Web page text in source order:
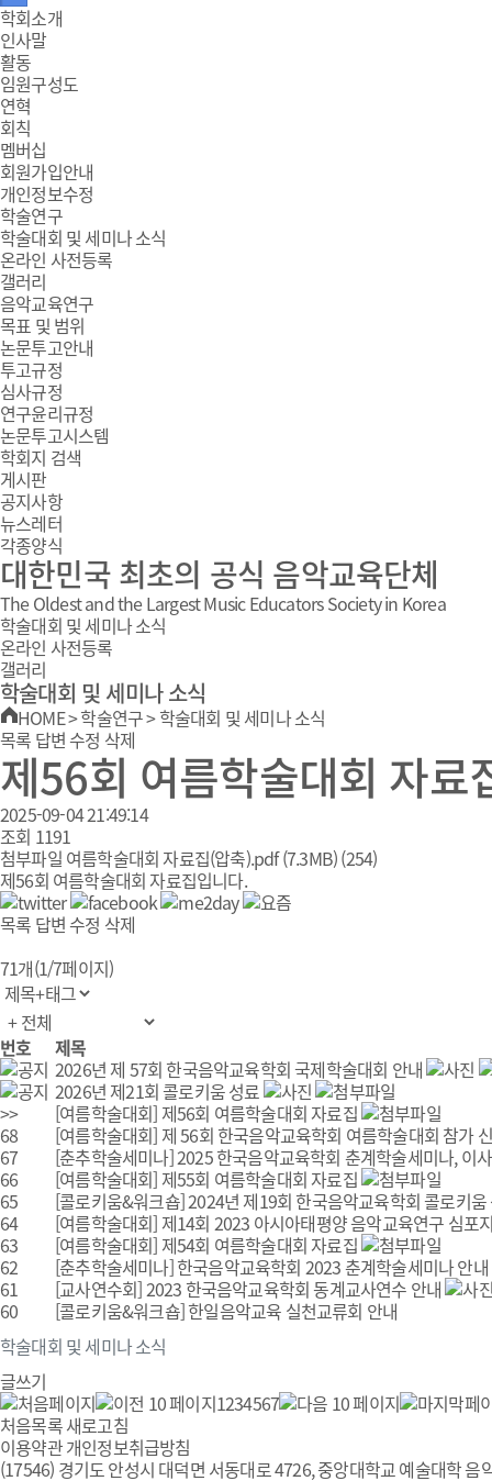
주
메
뉴
학회소개
인사말
활동
임원구성도
연혁
회칙
멤버십
회원가입안내
개인정보수정
학술연구
학술대회 및 세미나 소식
온라인 사전등록
갤러리
음악교육연구
목표 및 범위
논문투고안내
투고규정
심사규정
연구윤리규정
논문투고시스템
학회지 검색
게시판
공지사항
뉴스레터
각종양식
대한민국 최초의 공식 음악교육단체
The Oldest and the Largest Music Educators Society in Korea
학술대회 및 세미나 소식
온라인 사전등록
갤러리
학술대회 및 세미나 소식
HOME>학술연구>학술대회 및 세미나 소식
목록 답변 수정 삭제
제56회 여름학술대회 자료
2025-09-04 21:49:14
조회 1191
첨부파일 여름학술대회 자료집(압축).pdf(7.3MB)(254)
제56회 여름학술대회 자료집입니다.
목록 답변 수정 삭제
71개(1/7페이지)
학술대회 및 세미나 소식
번호
제목
2026년 제 57회 한국음악교육학회 국제학술대회 안내
2026년 제21회 콜로키움 성료
>>
[여름학술대회] 제56회 여름학술대회 자료집
68
[여름학술대회] 제 56회 한국음악교육학회 여름학술대회 참가
67
[춘추학술세미나]2025 한국음악교육학회 춘계학술세미나, 이
66
[여름학술대회] 제55회 여름학술대회 자료집
65
[콜로키움&워크숍]2024년 제19회 한국음악교육학회 콜로키움
64
[여름학술대회] 제14회 2023 아시아태평양 음악교육연구 심포
63
[여름학술대회] 제54회 여름학술대회 자료집
62
[춘추학술세미나]한국음악교육학회 2023 춘계학술세미나 안내
61
[교사연수회]2023 한국음악교육학회 동계교사연수 안내
60
[콜로키움&워크숍]한일음악교육 실천교류회 안내
글쓰기
1234567
처음목록새로고침
이용약관개인정보취급방침
(17546) 경기도 안성시 대덕면 서동대로 4726, 중앙대학교 예술대학 음